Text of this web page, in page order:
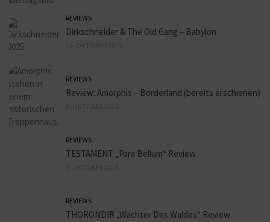
REVIEWS
Dirkschneider & The Old Gang – Babylon
REVIEWS
Review: Amorphis – Borderland (bereits erschienen)
REVIEWS
TESTAMENT „Para Bellum“ Review
REVIEWS
THORONDIR „Wächter Des Waldes“ Review